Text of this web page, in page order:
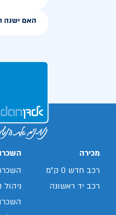
האם ישנה
מכירה
רכב חדש 0 ק"מ
רכב יד ראשונה